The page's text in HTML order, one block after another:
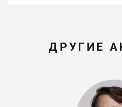
ДРУГИЕ